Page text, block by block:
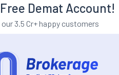
Demat Account!
3.5 Cr+ happy customers